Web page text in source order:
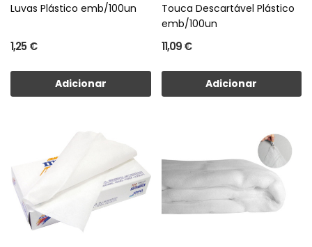
Luvas Plástico emb/100un
1,25 €
Adicionar
Touca Descartável Plástico
emb/100un
11,09 €
Adicionar